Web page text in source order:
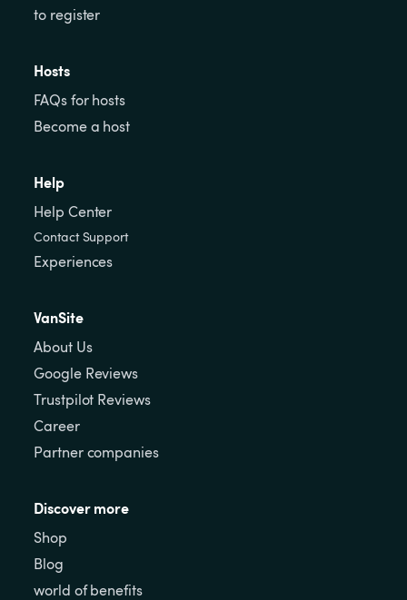
to register
Hosts
FAQs for hosts
Become a host
Help
Help Center
Contact Support
Experiences
VanSite
About Us
Google Reviews
Trustpilot Reviews
Career
Partner companies
Discover more
Shop
Blog
world of benefits